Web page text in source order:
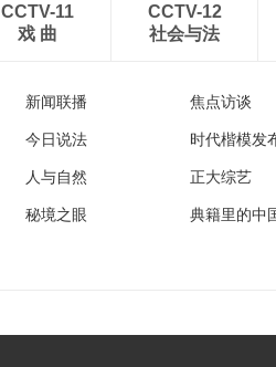
CCTV-11
戏 曲
CCTV-12
社会与法
新闻联播 焦点访谈
今日说法 时代楷模发
人与自然 正大综艺
秘境之眼 典籍里的中